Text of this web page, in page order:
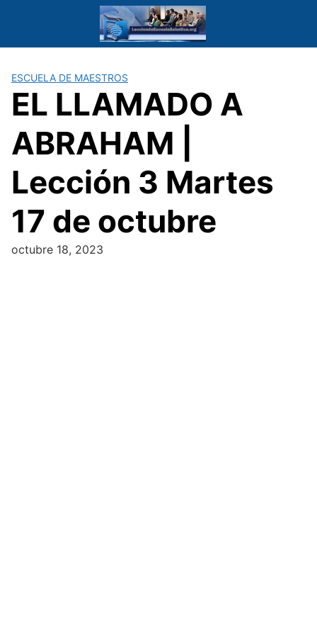
ESCUELA DE MAESTROS
EL LLAMADO A
ABRAHAM |
Lección 3 Martes
17 de octubre
octubre 18, 2023